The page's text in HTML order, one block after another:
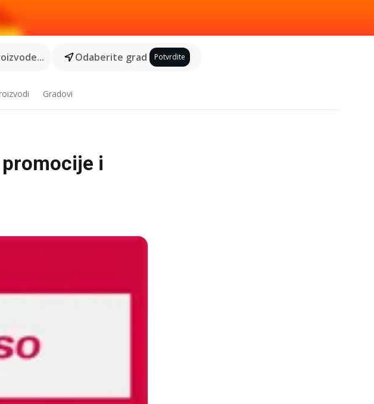
Odaberite grad Potvrdite
Gradovi
i